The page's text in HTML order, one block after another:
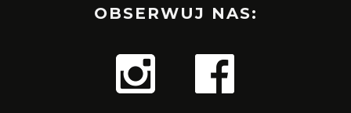
OBSERWUJ NAS: